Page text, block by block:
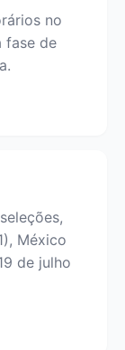
no
fase de
México
de julho